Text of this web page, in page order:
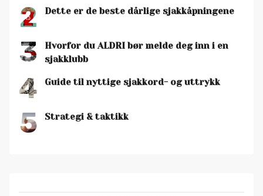
2 Dette er de beste dårlige sjakkåpningene
3
Hvorfor du ALDRI bør melde deg inn i en
sjakklubb
4 Guide til nyttige sjakkord- og uttrykk
5 Strategi & taktikk